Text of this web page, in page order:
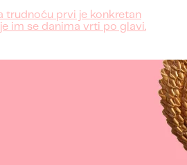
trudnoću prvi je konkretan
im se danima vrti po glavi.